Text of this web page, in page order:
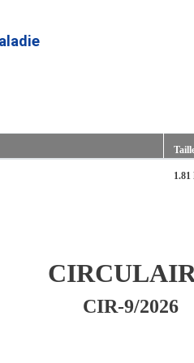
au
contenu
1.81
CIR-9/2026